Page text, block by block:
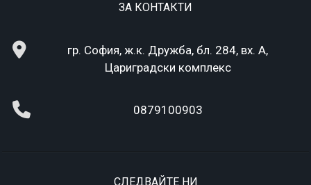
ЗА КОНТАКТИ
гр. София, ж.к. Дружба, бл. 284, вх. А,
Цариградски комплекс
0879100903
СЛЕДВАЙТЕ НИ